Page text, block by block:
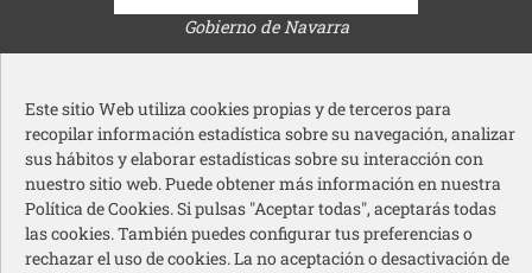
Este sitio Web utiliza cookies propias y de terceros para
recopilar información estadística sobre su navegación, analizar
sus hábitos y elaborar estadísticas sobre su interacción con
nuestro sitio web. Puede obtener más información en nuestra
Política de Cookies. Si pulsas "Aceptar todas", aceptarás todas
las cookies. También puedes configurar tus preferencias o
rechazar el uso de cookies. La no aceptación o desactivación de
Gobierno de Navarra
Ayuntamiento de Pamplona